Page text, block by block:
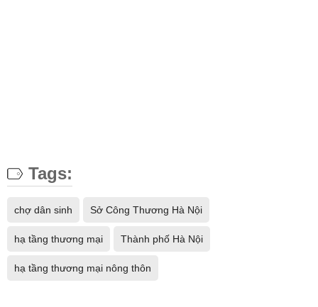
Tags:
chợ dân sinh Sở Công Thương Hà Nội
hạ tầng thương mại Thành phố Hà Nội
hạ tầng thương mại nông thôn